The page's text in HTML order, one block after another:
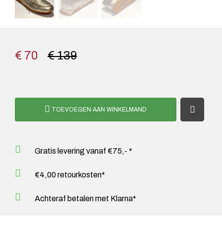
€ 139
€ 70
TOEVOEGEN AAN WINKELMAND
Gratis levering vanaf €75,- *
€4,00 retourkosten*
Achteraf betalen met Klarna*